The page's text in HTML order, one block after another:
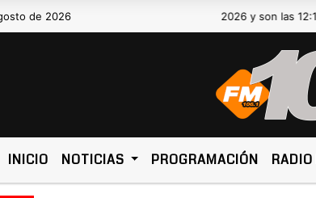
de 2026
Hoy es Jueves 6 de Agosto de 2026 y son las 12:18 -
INICIO NOTICIAS PROGRAMACIÓN